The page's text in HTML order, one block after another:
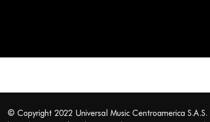
© Copyright 2022 Universal Music Centroamerica